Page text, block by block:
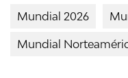
Mundial 2026
Mundial